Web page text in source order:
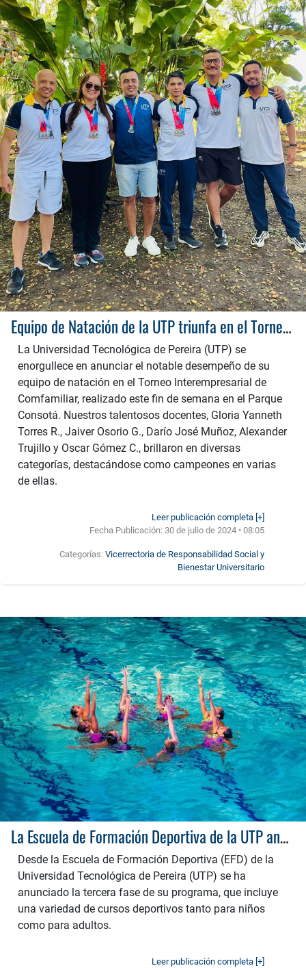
Equipo de Natación de la UTP triunfa en el Torneo Interempresarial de Comfamiliar
La Universidad Tecnológica de Pereira (UTP) se
enorgullece en anunciar el notable desempeño de su
equipo de natación en el Torneo Interempresarial de
Comfamiliar, realizado este fin de semana en el Parque
Consotá. Nuestros talentosos docentes, Gloria Yanneth
Torres R., Jaiver Osorio G., Darío José Muñoz, Alexander
Trujillo y Oscar Gómez C., brillaron en diversas
categorías, destacándose como campeones en varias
de ellas.
Leer publicación completa [+]
Fecha Publicación:30 de julio de 2024 • 08:05
Categorías:Vicerrectoria de Responsabilidad Social y
Bienestar Universitario
La Escuela de Formación Deportiva de la UTP anuncia la fase 3 de su programa de entrenamiento
Desde la Escuela de Formación Deportiva (EFD) de la
Universidad Tecnológica de Pereira (UTP) se ha
anunciado la tercera fase de su programa, que incluye
una variedad de cursos deportivos tanto para niños
como para adultos.
Leer publicación completa [+]